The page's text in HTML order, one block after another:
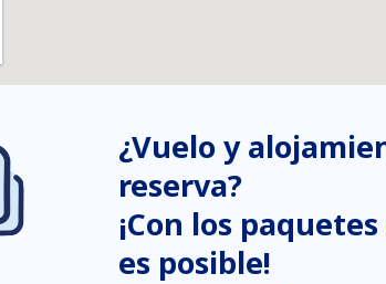
¿Vuelo y
reserva?
¡Con los
es posible!